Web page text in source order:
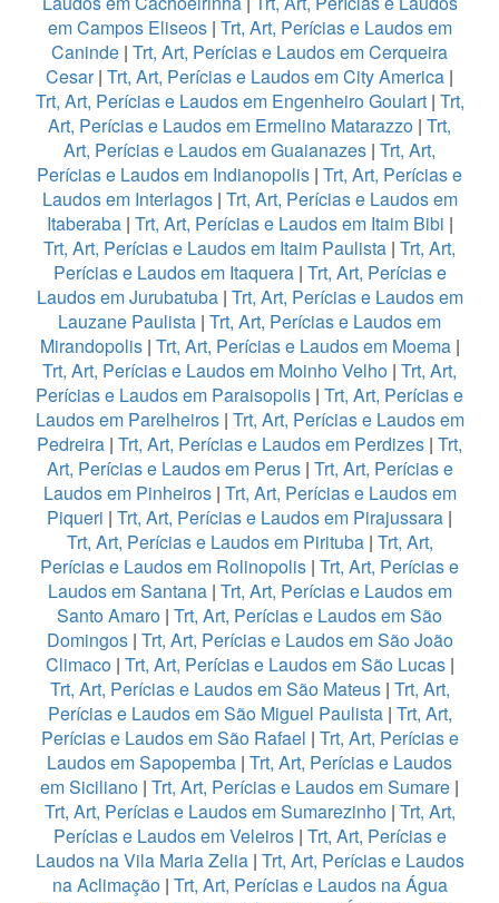
em Campos Eliseos | Trt, Art, Perícias e Laudos em
Caninde | Trt, Art, Perícias e Laudos em Cerqueira
Cesar| Trt, Art, Perícias e Laudos em City America |
Trt, Art, Perícias e Laudos em Engenheiro Goulart | Trt,
Art, Perícias e Laudos em Ermelino Matarazzo | Trt,
Art, Perícias e Laudos em Guaianazes | Trt, Art,
Perícias e Laudos em Indianopolis | Trt, Art, Perícias e
Laudos em Interlagos| Trt, Art, Perícias e Laudos em
Itaberaba| Trt, Art, Perícias e Laudos em Itaim Bibi |
Trt, Art, Perícias e Laudos em Itaim Paulista | Trt, Art,
Perícias e Laudos em Itaquera| Trt, Art, Perícias e
Laudos em Jurubatuba| Trt, Art, Perícias e Laudos em
Lauzane Paulista | Trt, Art, Perícias e Laudos em
Mirandopolis| Trt, Art, Perícias e Laudos em Moema|
Trt, Art, Perícias e Laudos em Moinho Velho | Trt, Art,
Perícias e Laudos em Paraisopolis | Trt, Art, Perícias e
Laudos em Parelheiros| Trt, Art, Perícias e Laudos em
Pedreira | Trt, Art, Perícias e Laudos em Perdizes | Trt,
Art, Perícias e Laudos em Perus| Trt, Art, Perícias e
Laudos em Pinheiros| Trt, Art, Perícias e Laudos em
Piqueri | Trt, Art, Perícias e Laudos em Pirajussara |
Trt, Art, Perícias e Laudos em Pirituba| Trt, Art,
Perícias e Laudos em Rolinopolis | Trt, Art, Perícias e
Laudos em Santana| Trt, Art, Perícias e Laudos em
Santo Amaro | Trt, Art, Perícias e Laudos em São
Domingos| Trt, Art, Perícias e Laudos em São João
Climaco| Trt, Art, Perícias e Laudos em São Lucas|
Trt, Art, Perícias e Laudos em São Mateus | Trt, Art,
Perícias e Laudos em São Miguel Paulista| Trt, Art,
Perícias e Laudos em São Rafael | Trt, Art, Perícias e
Laudos em Sapopemba | Trt, Art, Perícias e Laudos
em Siciliano | Trt, Art, Perícias e Laudos em Sumare |
Trt, Art, Perícias e Laudos em Sumarezinho| Trt, Art,
Perícias e Laudos em Veleiros| Trt, Art, Perícias e
Laudos na Vila Maria Zelia| Trt, Art, Perícias e Laudos
na Aclimação| Trt, Art, Perícias e Laudos na Água